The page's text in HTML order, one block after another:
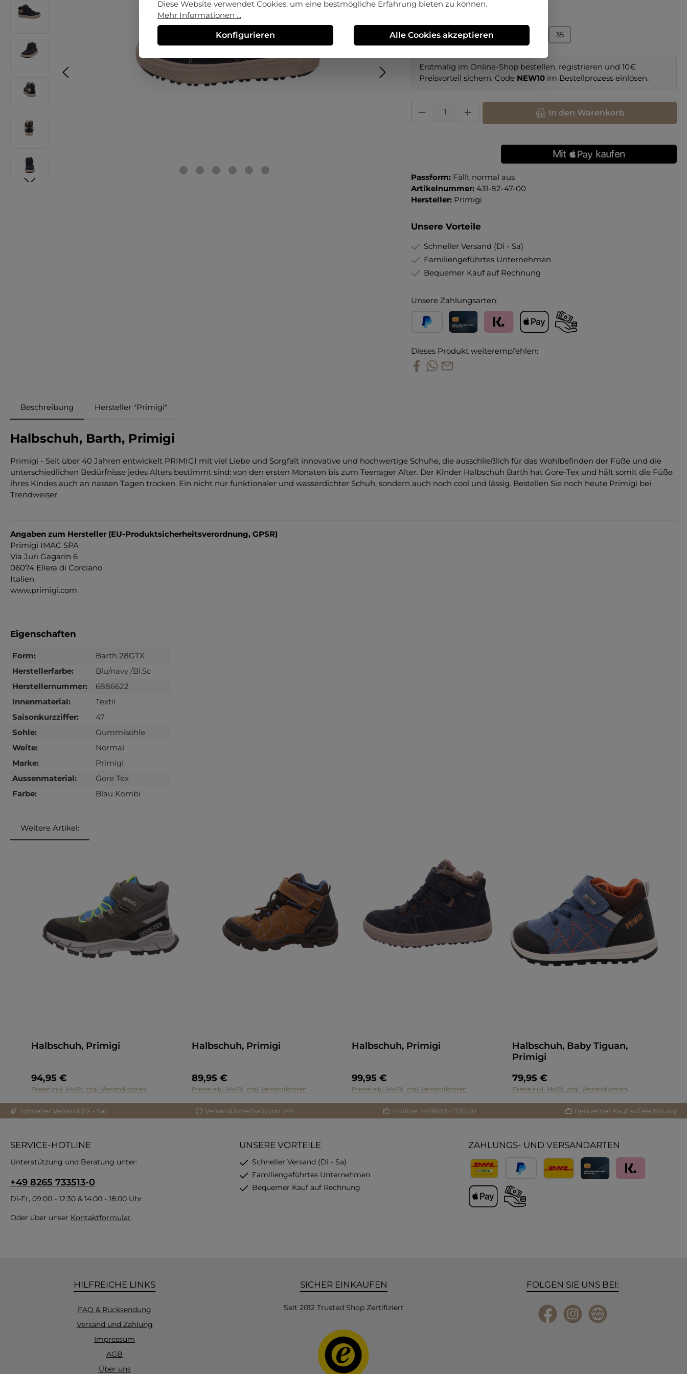
28 30 31 32 35
Erstmalig im Online-Shop bestellen, registrieren und 10€
Preisvorteil sichern. Code NEW10 im Bestellprozess einlösen.
Produkt Anzahl: Gib den gewünschten Wert ein oder benutze die
In den Warenkorb
Passform: Fällt normal aus
Artikelnummer: 431-82-47-00
Hersteller: Primigi
Unsere Vorteile
Schneller Versand (Di - Sa)
Familiengeführtes Unternehmen
Bequemer Kauf auf Rechnung
Unsere Zahlungsarten:
Dieses Produkt weiterempfehlen:
Beschreibung Hersteller "Primigi"
Halbschuh, Barth, Primigi
Primigi - Seit über 40 Jahren entwickelt PRIMIGI mit viel Liebe und Sorgfalt innovative und hochwertige Schuhe, die ausschließlich für das Wohlbefinden der Füße und die
unterschiedlichen Bedürfnisse jedes Alters bestimmt sind: von den ersten Monaten bis zum Teenager Alter. Der Kinder Halbschuh Barth hat Gore-Tex und hält somit die Füße
ihres Kindes auch an nassen Tagen trocken. Ein nicht nur funktionaler und wasserdichter Schuh, sondern auch noch cool und lässig. Bestellen Sie noch heute Primigi bei
Trendweiser.
Angaben zum Hersteller (EU-Produktsicherheitsverordnung, GPSR)
Primigi IMAC SPA
Via Juri Gagarin 6
06074 Ellera di Corciano
Italien
www.primigi.com
Eigenschaften
Form:
Barth 28GTX
Herstellerfarbe:
Blu/navy /Bl.Sc
Herstellernummer:
6886622
Innenmaterial:
Textil
Saisonkurzziffer:
47
Sohle:
Gummisohle
Weite:
Normal
Marke:
Primigi
Aussenmaterial:
Gore Tex
Farbe:
Blau Kombi
Weitere Artikel:
Halbschuh, Primigi
94,95 €
Preise inkl. MwSt. zzgl. Versandkosten
Halbschuh, Primigi
89,95 €
Preise inkl. MwSt. zzgl. Versandkosten
Halbschuh, Primigi
99,95 €
Preise inkl. MwSt. zzgl. Versandkosten
Halbschuh, Baby Tiguan,
Primigi
79,95 €
Preise inkl. MwSt. zzgl. Versandkosten
Schneller Versand (Di - Sa) Versand innerhalb von 24h Hotline: +498265-7335130 Bequemer Kauf auf Rechnung
SERVICE-HOTLINE
Unterstützung und Beratung unter:
+49 8265 733513-0
Di-Fr, 09:00 - 12:30 & 14:00 - 18:00 Uhr
Oder über unser Kontaktformular.
UNSERE VORTEILE
Schneller Versand (Di - Sa)
Familiengeführtes Unternehmen
Bequemer Kauf auf Rechnung
ZAHLUNGS- UND VERSANDARTEN
PayPal
Versand
HILFREICHE LINKS
FAQ & Rücksendung
Versand und Zahlung
Impressum
AGB
Über uns
SICHER EINKAUFEN
Seit 2012 Trusted Shop Zertifiziert
FOLGEN SIE UNS BEI:
FacebookInstagramWebsite
Diese Website verwendet Cookies, um eine bestmögliche Erfahrung bieten zu können.
Mehr Informationen ...
Konfigurieren Alle Cookies akzeptieren